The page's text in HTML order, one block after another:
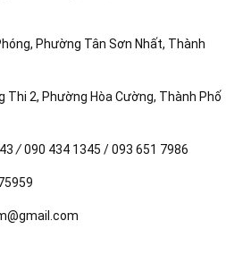
Phường Tân Sơn Nhất, Thành
Thi 2, Phường Hòa Cường, Thành Phố
/090 434 1345 / 093 651 7986